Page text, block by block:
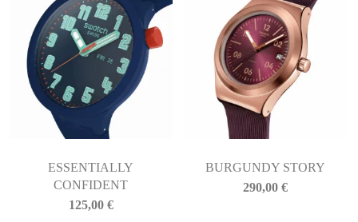
ESSENTIALLY
CONFIDENT
125,00 €
BURGUNDY STORY
290,00€